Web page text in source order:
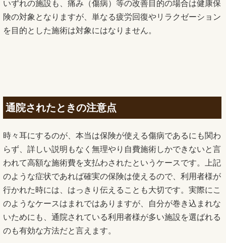
いずれの施設も、痛み（傷病）等の改善目的の場合は健康保
険の対象となりますが、単なる疲労回復やリラクゼーション
を目的とした施術は対象にはなりません。
通院されたときの注意点
時々耳にするのが、本当は保険が使える傷病であるにも関わ
らず、詳しい説明もなく無理やり自費施術しかできないと言
われて高額な施術費を支払わされたというケースです。上記
のような症状であれば確実の保険は使えるので、利用者様が
行かれた時には、はっきり伝えることも大切です。実際にこ
のようなケースはまれではありますが、自分が巻き込まれな
いためにも、通院されている利用者様が多い施設を選ばれる
のも有効な方法だと言えます。